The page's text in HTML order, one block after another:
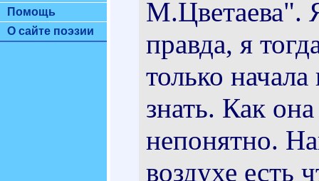
Помощь
О сайте поэзии
М.Цветаева".
правда, я
только начала
знать. Как
непонятно.
воздухе есть